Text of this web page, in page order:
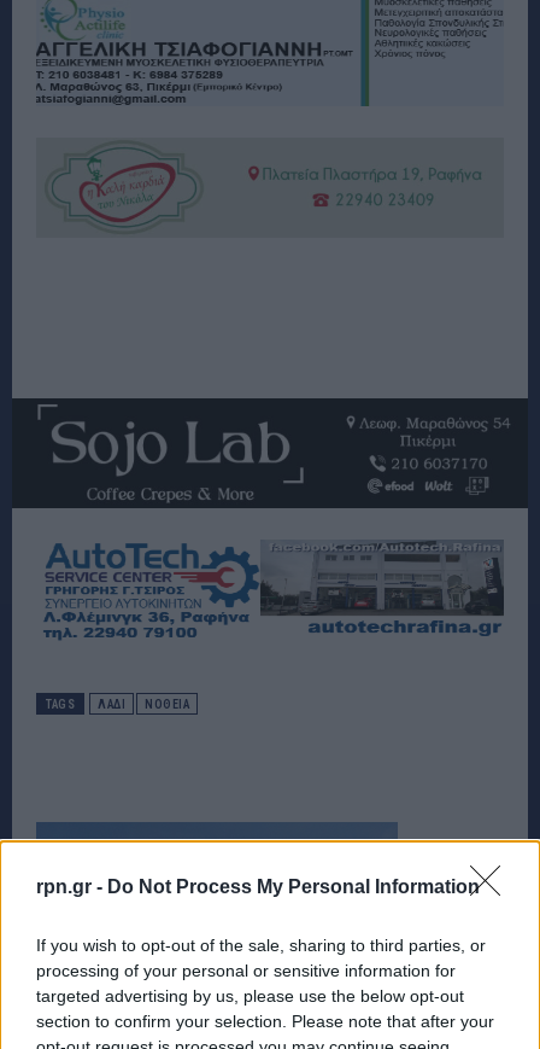
rpn.gr - Do Not Process My Personal Information
If you wish to opt-out of the sale, sharing to third parties, or
processing of your personal or sensitive information for
targeted advertising by us, please use the below opt-out
section to confirm your selection. Please note that after your
TAGS ΛΑΔΙ ΝΟΘΕΙΑ